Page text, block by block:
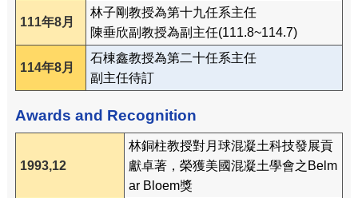
111年8月
林子剛教授為第十九任系主任
陳垂欣副教授為副主任(111.8~114.7)
114年8月
石棟鑫教授為第二十任系主任
副主任待訂
Awards and Recognition
1993,12
林銅柱教授對月球混凝土科技發展貢
獻卓著，榮獲美國混凝土學會之Belm
ar Bloem獎